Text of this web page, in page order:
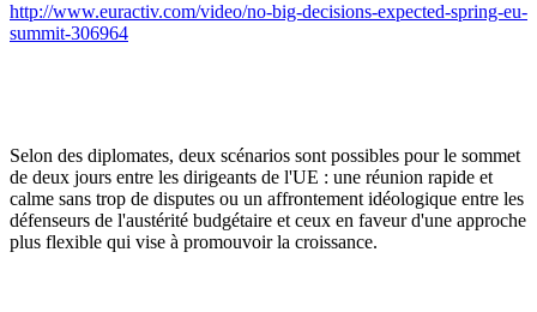
http://www.euractiv.com/video/no-big-decisions-expected-spring-eu-
summit-306964
Selon des diplomates, deux scénarios sont possibles pour le sommet
de deux jours entre les dirigeants de l'UE : une réunion rapide et
calme sans trop de disputes ou un affrontement idéologique entre les
défenseurs de l'austérité budgétaire et ceux en faveur d'une approche
plus flexible qui vise à promouvoir la croissance.